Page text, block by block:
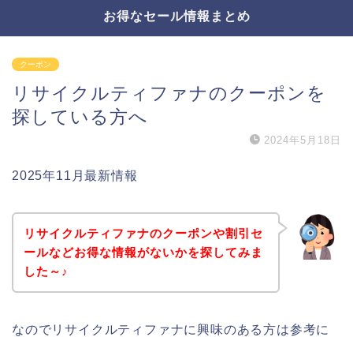
お得なセール情報まとめ
クーポン
リサイクルティファナのクーポンを
探している方へ
2024年5月18日
2025年11月最新情報
リサイクルティファナのクーポンや割引セ
ールなどお得な情報がないかを探してみま
した～♪
なのでリサイクルティファナに興味のある方は参考に